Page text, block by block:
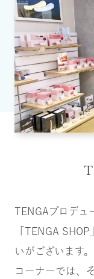
TENGAプロデュ
「TENGA
いがございます
コーナーでは、